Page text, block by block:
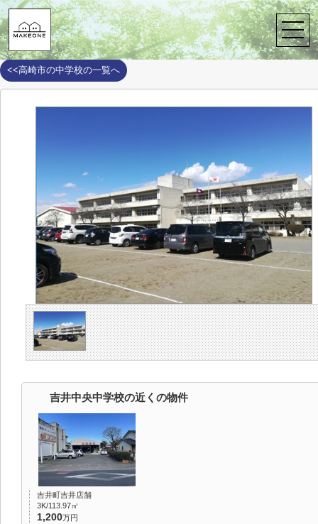
株式会社メイクワン > 周辺施設案内 > 高崎市 > 高崎市の中学校 >
吉井中央中学校
<<高崎市の中学校の一覧へ
吉井中央中学校の近くの物件
吉井町吉井店舗
3K/113.97㎡
1,200万円